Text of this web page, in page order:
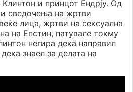
и принцот Ендрју. Од
сведочења на жртви
лица, жртви на сексуална
на Епстин, патувале токму
негира дека направил
знаел за делата на